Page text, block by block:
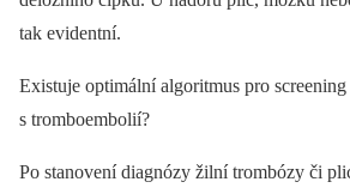
tak evidentní.
Existuje optimální algoritmus pro
s tromboembolií?
Po stanovení diagnózy žilní trombózy či